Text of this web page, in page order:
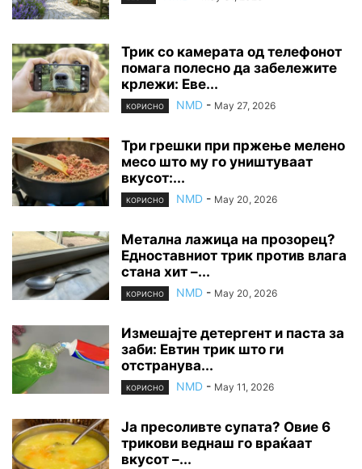
Трик со камерата од телефонот
помага полесно да забележите
крлежи: Еве...
КОРИСНО NMD - May 27, 2026
Три грешки при пржење мелено
месо што му го уништуваат
вкусот:...
КОРИСНО NMD - May 20, 2026
Метална лажица на прозорец?
Едноставниот трик против влага
стана хит –...
КОРИСНО NMD - May 20, 2026
Измешајте детергент и паста за
заби: Евтин трик што ги
отстранува...
КОРИСНО NMD - May 11, 2026
Ја пресоливте супата? Овие 6
трикови веднаш го враќаат
вкусот –...